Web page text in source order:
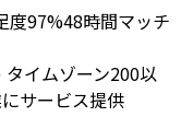
度97%48時間マッチ
イムゾーン200以
サービス提供